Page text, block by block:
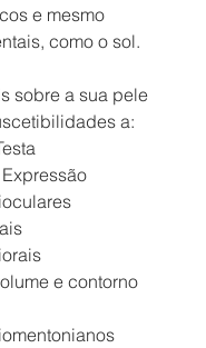
e mesmo
como o sol.
sobre a sua pele
a:
e contorno